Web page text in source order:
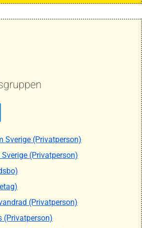
Sverige (Privatperson)
(Privatperson)
(Privatperson)
(Privatperson)